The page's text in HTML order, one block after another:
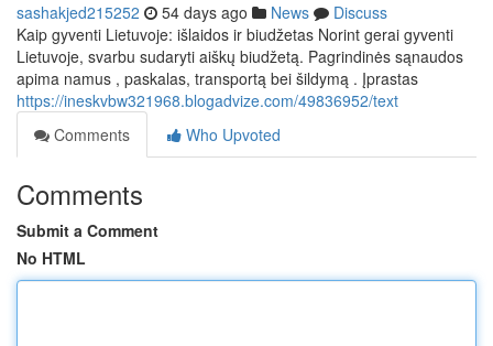
sashakjed215252 54 days ago News
Discuss
Kaip gyventi Lietuvoje: išlaidos ir biudžetas Norint gerai gyventi
Lietuvoje, svarbu sudaryti aiškų biudžetą. Pagrindinės sąnaudos
apima namus , paskalas, transportą bei šildymą . Įprastas
https://ineskvbw321968.blogadvize.com/49836952/text
Comments
Who Upvoted
Comments
Submit a Comment
No HTML